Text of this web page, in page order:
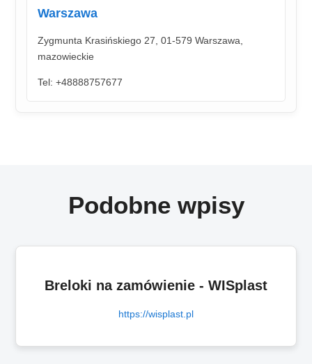
Warszawa
Zygmunta Krasińskiego 27, 01-579 Warszawa,
mazowieckie
Tel: +48888757677
Podobne wpisy
Breloki na zamówienie - WISplast
https://wisplast.pl